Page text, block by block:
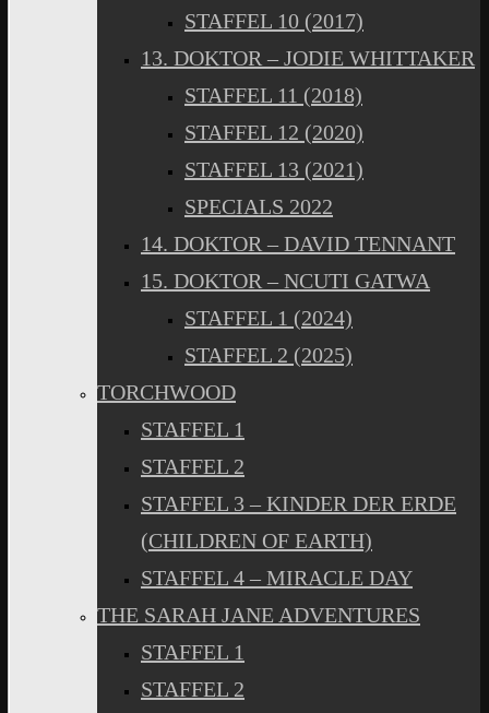
STAFFEL 10 (2017)
13. DOKTOR – JODIE WHITTAKER
STAFFEL 11 (2018)
STAFFEL 12 (2020)
STAFFEL 13 (2021)
SPECIALS 2022
14. DOKTOR – DAVID TENNANT
15. DOKTOR – NCUTI GATWA
STAFFEL 1 (2024)
STAFFEL 2 (2025)
TORCHWOOD
STAFFEL 1
STAFFEL 2
STAFFEL 3 – KINDER DER ERDE
(CHILDREN OF EARTH)
STAFFEL 4 – MIRACLE DAY
THE SARAH JANE ADVENTURES
STAFFEL 1
STAFFEL 2